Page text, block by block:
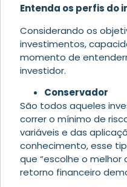
Entenda os perfis do
Considerando os
investimentos,
momento de
investidor.
Conservador
São todos aqueles
correr o mínimo de
variáveis e das
conhecimento, esse
que “escolhe o melhor
retorno financeiro